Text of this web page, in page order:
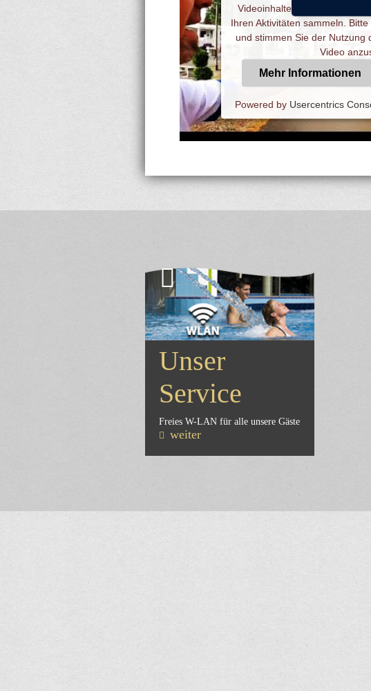
Videoinhalte einzubetten.
Ihren Aktivitäten sammeln.
und stimmen Sie der Nutzung
Video
Mehr Informationen
Powered by Usercentrics
Unser
Service
Freies W-LAN für alle unsere Gäste
weiter